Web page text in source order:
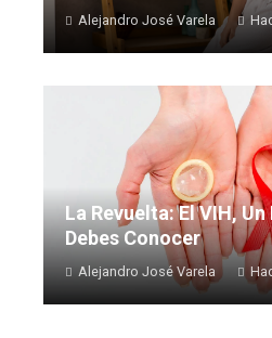
Alejandro José Varela
La Revuelta: El VIH,
Debes Conocer
Alejandro José Varela